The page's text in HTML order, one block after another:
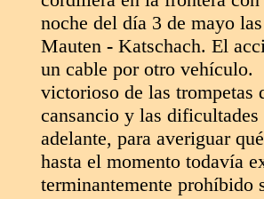
noche del día 3 de mayo
Mauten -Katschach. El
un cable por otro vehículo.
victorioso de las trompetas
cansancio y las
adelante, para averiguar
hasta el momento todavía
terminantemente